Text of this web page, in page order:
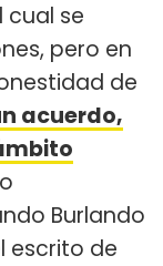
cual se
pero en
de
acuerdo,
Burlando
escrito de